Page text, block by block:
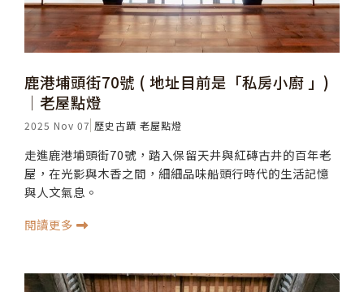
鹿港埔頭街70號 ( 地址目前是「私房小廚 」)
│老屋點燈
2025 Nov 07 歷史古蹟 老屋點燈
走進鹿港埔頭街70號，踏入保留天井與紅磚古井的百年老
屋，在光影與木香之間，細細品味船頭行時代的生活記憶
與人文氣息。
閱讀更多